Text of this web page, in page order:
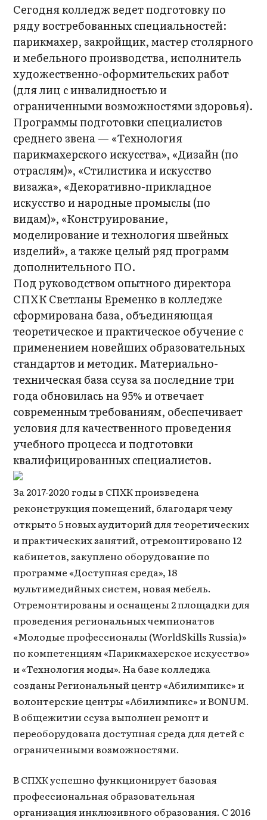
Сегодня колледж ведет подготовку по
ряду востребованных специальностей:
парикмахер, закройщик, мастер столярного
и мебельного производства, исполнитель
художественно-оформительских работ
(для лиц с инвалидностью и
ограниченными возможностями здоровья).
Программы подготовки специалистов
среднего звена — «Технология
парикмахерского искусства», «Дизайн (по
отраслям)», «Стилистика и искусство
визажа», «Декоративно-прикладное
искусство и народные промыслы (по
видам)», «Конструирование,
моделирование и технология швейных
изделий», а также целый ряд программ
дополнительного ПО.
Под руководством опытного директора
СПХК Светланы Еременко в колледже
сформирована база, объединяющая
теоретическое и практическое обучение с
применением новейших образовательных
стандартов и методик. Материально-
техническая база ссуза за последние три
года обновилась на 95% и отвечает
современным требованиям, обеспечивает
условия для качественного проведения
учебного процесса и подготовки
квалифицированных специалистов.
За 2017-2020 годы в СПХК произведена
реконструкция помещений, благодаря чему
открыто 5 новых аудиторий для теоретических
и практических занятий, отремонтировано 12
кабинетов, закуплено оборудование по
программе «Доступная среда», 18
мультимедийных систем, новая мебель.
Отремонтированы и оснащены 2 площадки для
проведения региональных чемпионатов
«Молодые профессионалы (WorldSkills Russia)»
по компетенциям «Парикмахерское искусство»
и «Технология моды». На базе колледжа
созданы Региональный центр «Абилимпикс» и
волонтерские центры «Абилимпикс» и BONUM.
В общежитии ссуза выполнен ремонт и
переоборудована доступная среда для детей с
ограниченными возможностями.
В СПХК успешно функционирует базовая
профессиональная образовательная
организация инклюзивного образования. С 2016